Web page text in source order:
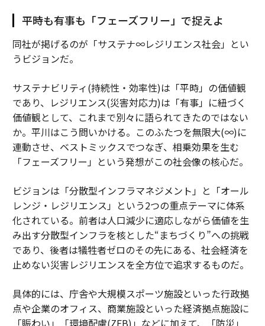
平時も有事も「フェーズフリー」で捉えよ
同社が掲げるのが「サステナ∞レジリエンス社会」とい
うビジョンだ。
サステナビリティ(持続性・効率性)は「平時」の価値観
であり、レジリエンス(災害対応力)は「有事」に紐づく
価値観として、これまで別々に語られてきたのではない
か。平川はこう問いかける。このふたつを無限大(∞)に
連動させ、ベストミックスでつなぎ、相乗効果を生む
「フェーズフリー」という発想がこの社会像の核心だ。
ビジョンは「分散型インフラマネジメント」と「オール
レンジ・レジリエンス」という2つの重点テーマに体系
化されている。前者は人口減少に適応しながら価値を生
み出す分散型インフラを核とした“まちづくり”への挑戦
であり、後者は犠牲者ゼロのその先にある、社会経済を
止めない災害レジリエンスを全方位で追求するものだ。
具体的には、庁舎や大規模スポーツ施設といった行政拠
点や企業のオフィス、商業施設といった経済拠点施設に
「賑わい」「環境配慮(ZEB)」などに加えて、「防災」